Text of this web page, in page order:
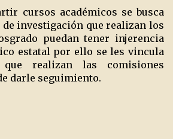
cursos académicos se busca
investigación que realizan los
puedan tener injerencia
estatal por ello se les vincula
realizan las comisiones
darle seguimiento.